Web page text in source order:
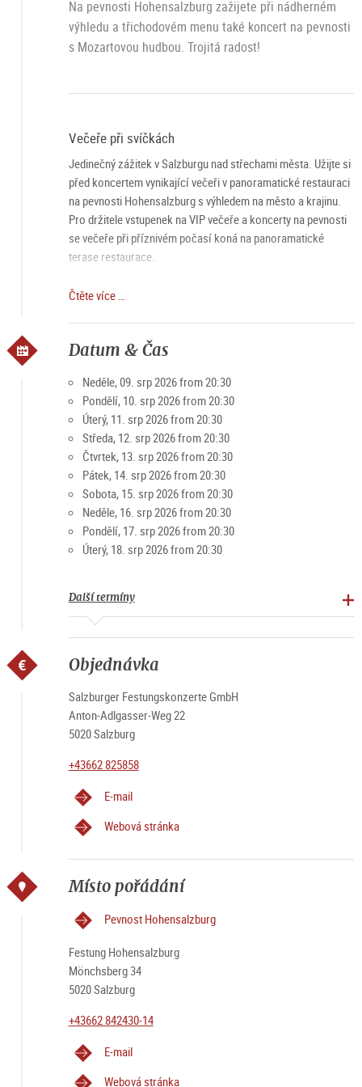
Na pevnosti Hohensalzburg zažijete při nádherném
výhledu a třichodovém menu také koncert na pevnosti
s Mozartovou hudbou. Trojitá radost!
Večeře při svíčkách
Jedinečný zážitek v Salzburgu nad střechami města. Užijte si
před koncertem vynikající večeři v panoramatické restauraci
na pevnosti Hohensalzburg s výhledem na město a krajinu.
Pro držitele vstupenek na VIP večeře a koncerty na pevnosti
se večeře při příznivém počasí koná na panoramatické
terase restaurace.
Koncert na pevnosti
Salzburské Mozartovo ensemble a Mozartský komorní
orchestr hrají pro vás v nejkrásnějších prostorách pevnosti
nejoblíbenější díla od Mozarta po Strausse nad střechami
Salzburgu, spojená s úchvatným a bezkonkurenčním
výhledem na město Mozarta a jeho okolí. Koncertní zážitek
první třídy.
Nejprodávanější nabídky
Abychom zážitek ještě umocnili, v měsících dubnu až říjnu je
navíc možné spojit VIP nabídku s plavbou po Salzachu. K
dispozici jsou loď Salzach "Amadeus" nebo "Amphibious".
10% sleva s kartou Salzburg (slevový kód: Card2026) při
Čtěte více …
Datum & Čas
Neděle, 09. srp 2026 from 20:30
Pondělí, 10. srp 2026 from 20:30
Úterý, 11. srp 2026 from 20:30
Středa, 12. srp 2026 from 20:30
Čtvrtek, 13. srp 2026 from 20:30
Pátek, 14. srp 2026 from 20:30
Sobota, 15. srp 2026 from 20:30
Neděle, 16. srp 2026 from 20:30
Pondělí, 17. srp 2026 from 20:30
Úterý, 18. srp 2026 from 20:30
Další termíny
Objednávka
Salzburger Festungskonzerte GmbH
Anton-Adlgasser-Weg 22
5020 Salzburg
+43662 825858
E-mail
Webová stránka
Místo pořádání
Pevnost Hohensalzburg
Festung Hohensalzburg
Mönchsberg 34
5020 Salzburg
+43662 842430-14
E-mail
Webová stránka